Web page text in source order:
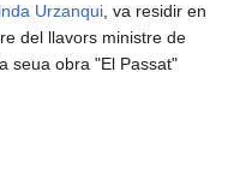
Urzanqui , va residir en
del llavors ministre de
seua obra "El Passat"